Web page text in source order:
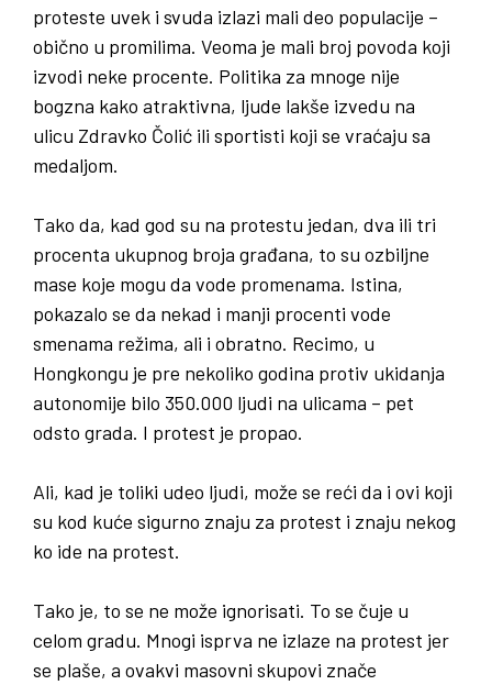
proteste uvek i svuda izlazi mali deo populacije –
obično u promilima. Veoma je mali broj povoda koji
izvodi neke procente. Politika za mnoge nije
bogzna kako atraktivna, ljude lakše izvedu na
ulicu Zdravko Čolić ili sportisti koji se vraćaju sa
medaljom.
Tako da, kad god su na protestu jedan, dva ili tri
procenta ukupnog broja građana, to su ozbiljne
mase koje mogu da vode promenama. Istina,
pokazalo se da nekad i manji procenti vode
smenama režima, ali i obratno. Recimo, u
Hongkongu je pre nekoliko godina protiv ukidanja
autonomije bilo 350.000 ljudi na ulicama – pet
odsto grada. I protest je propao.
Ali, kad je toliki udeo ljudi, može se reći da i ovi koji
su kod kuće sigurno znaju za protest i znaju nekog
ko ide na protest.
Tako je, to se ne može ignorisati. To se čuje u
celom gradu. Mnogi isprva ne izlaze na protest jer
se plaše, a ovakvi masovni skupovi znače